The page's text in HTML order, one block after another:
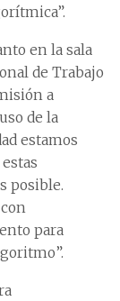
en la sala
de Trabajo
a
de la
estamos
posible.
para